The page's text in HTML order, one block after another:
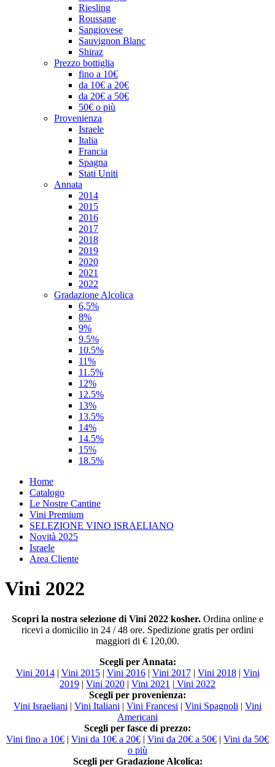
Riesling
Roussane
Sangiovese
Sauvignon Blanc
Shiraz
Prezzo bottiglia
fino a 10€
da 10€ a 20€
da 20€ a 50€
50€ o più
Provenienza
Israele
Italia
Francia
Spagna
Stati Uniti
Annata
2014
2015
2016
2017
2018
2019
2020
2021
2022
Gradazione Alcolica
6,5%
8%
9%
9.5%
10.5%
11%
11.5%
12%
12.5%
13%
13.5%
14%
14.5%
15%
18.5%
Home
Catalogo
Le Nostre Cantine
Vini Premium
SELEZIONE VINO ISRAELIANO
Novità 2025
Israele
Area Cliente
Vini 2022
Scopri la nostra selezione di Vini 2022 kosher. Ordina online e
ricevi a domicilio in 24 / 48 ore. Spedizione gratis per ordini
maggiori di € 120,00.
Scegli per Annata:
Vini 2014| Vini 2015| Vini 2016| Vini 2017| Vini 2018| Vini
2019 | Vini 2020 | Vini 2021 | Vini 2022
Scegli per provenienza:
Vini Israeliani | Vini Italiani | Vini Francesi | Vini Spagnoli | Vini
Americani
Scegli per fasce di prezzo:
Vini fino a 10€ | Vini da 10€ a 20€ | Vini da 20€ a 50€ | Vini da 50€
o più
Scegli per Gradazione Alcolica: